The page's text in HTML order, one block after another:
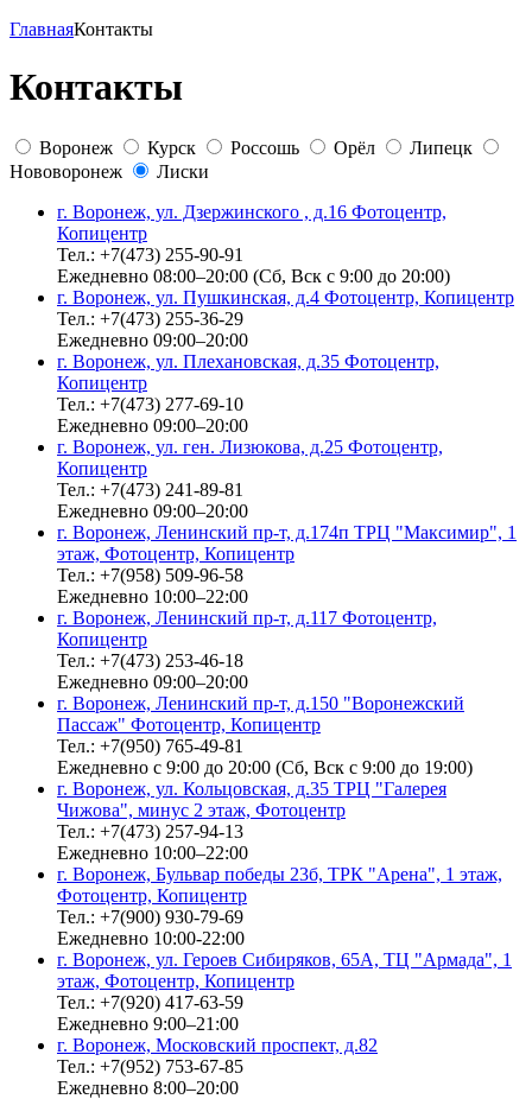
ГлавнаяКонтакты
Контакты
Воронеж Курск Россошь Орёл
Липецк
Нововоронеж
Лиски
г. Воронеж, ул. Дзержинского , д.16 Фотоцентр,
Копицентр
Тел.: +7(473) 255-90-91
Ежедневно 08:00–20:00 (Сб, Вск с 9:00 до 20:00)
г. Воронеж, ул. Пушкинская, д.4 Фотоцентр, Копицентр
Тел.: +7(473) 255-36-29
Ежедневно 09:00–20:00
г. Воронеж, ул. Плехановская, д.35 Фотоцентр,
Копицентр
Тел.: +7(473) 277-69-10
Ежедневно 09:00–20:00
г. Воронеж, ул. ген. Лизюкова, д.25 Фотоцентр,
Копицентр
Тел.: +7(473) 241-89-81
Ежедневно 09:00–20:00
г. Воронеж, Ленинский пр-т, д.174п ТРЦ "Максимир", 1
этаж, Фотоцентр, Копицентр
Тел.: +7(958) 509-96-58
Ежедневно 10:00–22:00
г. Воронеж, Ленинский пр-т, д.117 Фотоцентр,
Копицентр
Тел.: +7(473) 253-46-18
Ежедневно 09:00–20:00
г. Воронеж, Ленинский пр-т, д.150 "Воронежский
Пассаж" Фотоцентр, Копицентр
Тел.: +7(950) 765-49-81
Ежедневно с 9:00 до 20:00 (Сб, Вск с 9:00 до 19:00)
г. Воронеж, ул. Кольцовская, д.35 ТРЦ "Галерея
Чижова", минус 2 этаж, Фотоцентр
Тел.: +7(473) 257-94-13
Ежедневно 10:00–22:00
г. Воронеж, Бульвар победы 23б, ТРК "Арена", 1 этаж,
Фотоцентр, Копицентр
Тел.: +7(900) 930-79-69
Ежедневно 10:00-22:00
г. Воронеж, ул. Героев Сибиряков, 65А, ТЦ "Армада", 1
этаж, Фотоцентр, Копицентр
Тел.: +7(920) 417-63-59
Ежедневно 9:00–21:00
г. Воронеж, Московский проспект, д.82
Тел.: +7(952) 753-67-85
Ежедневно 8:00–20:00